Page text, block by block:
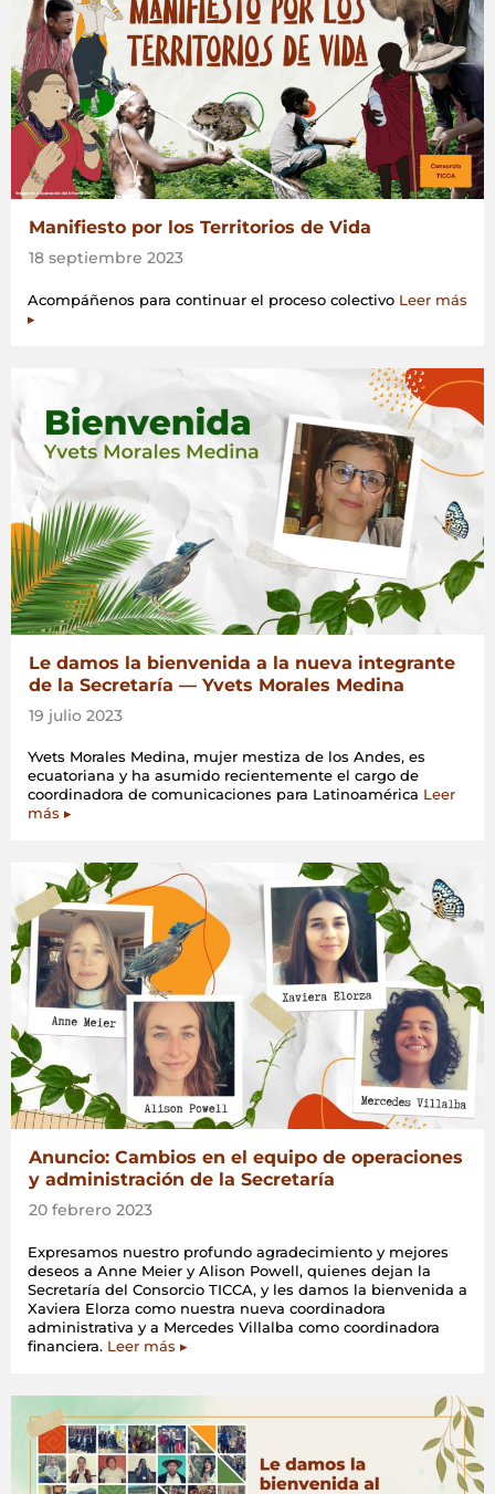
Manifiesto por los Territorios de Vida
18 septiembre 2023
Acompáñenos para continuar el proceso colectivo Leer más
▸
Le damos la bienvenida a la nueva integrante
de la Secretaría — Yvets Morales Medina
19 julio 2023
Yvets Morales Medina, mujer mestiza de los Andes, es
ecuatoriana y ha asumido recientemente el cargo de
coordinadora de comunicaciones para Latinoamérica Leer
más ▸
Anuncio: Cambios en el equipo de operaciones
y administración de la Secretaría
20 febrero 2023
Expresamos nuestro profundo agradecimiento y mejores
deseos a Anne Meier y Alison Powell, quienes dejan la
Secretaría del Consorcio TICCA, y les damos la bienvenida a
Xaviera Elorza como nuestra nueva coordinadora
administrativa y a Mercedes Villalba como coordinadora
financiera. Leer más ▸